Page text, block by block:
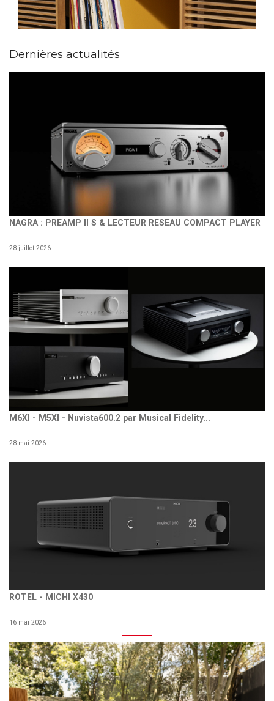
Dernières actualités
NAGRA : PREAMP II S & LECTEUR RESEAU COMPACT PLAYER
28 juillet 2026
M6XI - M5XI - Nuvista600.2 par Musical Fidelity...
28 mai 2026
ROTEL - MICHI X430
16 mai 2026